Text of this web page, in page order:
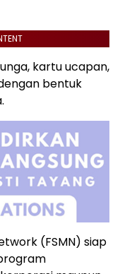
kartu ucapan,
bentuk
(FSMN) siap